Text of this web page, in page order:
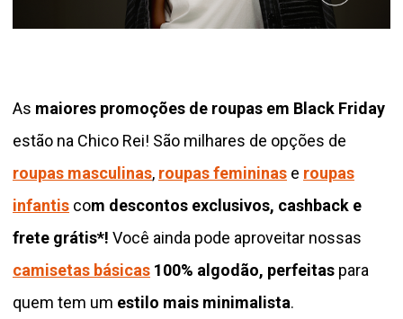
As maiores promoções de roupas em Black Friday
estão na Chico Rei! São milhares de opções de
roupas masculinas, roupas femininas e roupas
infantis com descontos exclusivos, cashback e
frete grátis*! Você ainda pode aproveitar nossas
camisetas básicas 100% algodão, perfeitas para
quem tem um estilo mais minimalista.